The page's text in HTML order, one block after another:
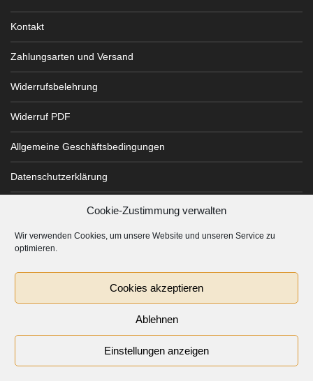
Cookie-Zustimmung verwalten
Wir verwenden Cookies, um unsere Website und unseren Service zu
optimieren.
Cookies akzeptieren
Ablehnen
Einstellungen anzeigen
Kontakt
Zahlungsarten und Versand
Widerrufsbelehrung
Widerruf PDF
Allgemeine Geschäftsbedingungen
Datenschutzerklärung
Cookie-Richtlinie (EU)
Vertrag widerrufen